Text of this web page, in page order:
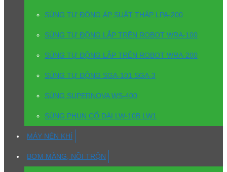
SÚNG TỰ ĐỘNG ÁP SUẤT THẤP LPA-200
SÚNG TỰ ĐỘNG LẮP TRÊN ROBOT WRA-100
SÚNG TỰ ĐỘNG LẮP TRÊN ROBOT WRA-200
SÚNG TỰ ĐỘNG SGA-101 SGA-3
SÚNG SUPERNOVA WS-400
SÚNG PHUN CỔ DÀI LW-10B LW1
MÁY NÉN KHÍ
BƠM MÀNG, NỒI TRỘN